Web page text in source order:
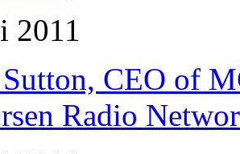
2011
CEO of
Radio